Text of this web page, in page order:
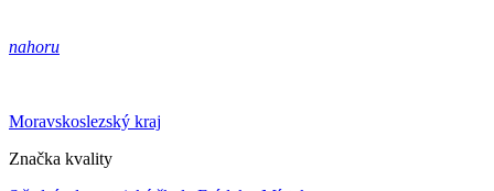
nahoru
Moravskoslezský kraj
Značka kvality